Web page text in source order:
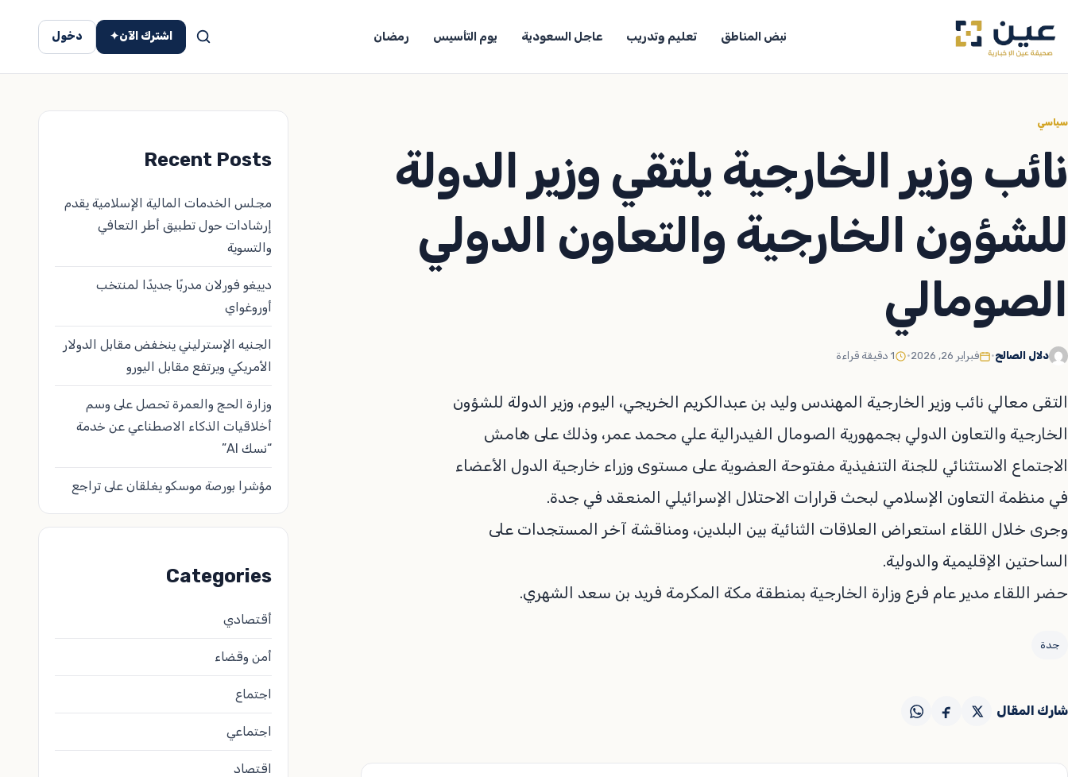
إلى
المحتوى
نبض المناطق تعليم وتدريب عاجل السعودية يوم التأسيس رمضان اشترك الآن✦ دخول
سياسي
نائب وزير الخارجية يلتقي وزير الدولة
للشؤون الخارجية والتعاون الدولي
الصومالي
دلال الصالح• فبراير 26, 2026 • 1 دقيقة قراءة
التقى معالي نائب وزير الخارجية المهندس وليد بن عبدالكريم الخريجي، اليوم، وزير الدولة للشؤون
الخارجية والتعاون الدولي بجمهورية الصومال الفيدرالية علي محمد عمر، وذلك على هامش
الاجتماع الاستثنائي للجنة التنفيذية مفتوحة العضوية على مستوى وزراء خارجية الدول الأعضاء
في منظمة التعاون الإسلامي لبحث قرارات الاحتلال الإسرائيلي المنعقد في جدة.
وجرى خلال اللقاء استعراض العلاقات الثنائية بين البلدين، ومناقشة آخر المستجدات على
الساحتين الإقليمية والدولية.
حضر اللقاء مدير عام فرع وزارة الخارجية بمنطقة مكة المكرمة فريد بن سعد الشهري.
جدة
شارك المقال
Recent Posts
مجلس الخدمات المالية الإسلامية يقدم
إرشادات حول تطبيق أطر التعافي
والتسوية
دييغو فورلان مدربًا جديدًا لمنتخب
أوروغواي
الجنيه الإسترليني ينخفض مقابل الدولار
الأمريكي ويرتفع مقابل اليورو
وزارة الحج والعمرة تحصل على وسم
أخلاقيات الذكاء الاصطناعي عن خدمة
“نسك AI”
مؤشرا بورصة موسكو يغلقان على تراجع
Categories
أقتصادي
أمن وقضاء
اجتماع
اجتماعي
اقتصاد